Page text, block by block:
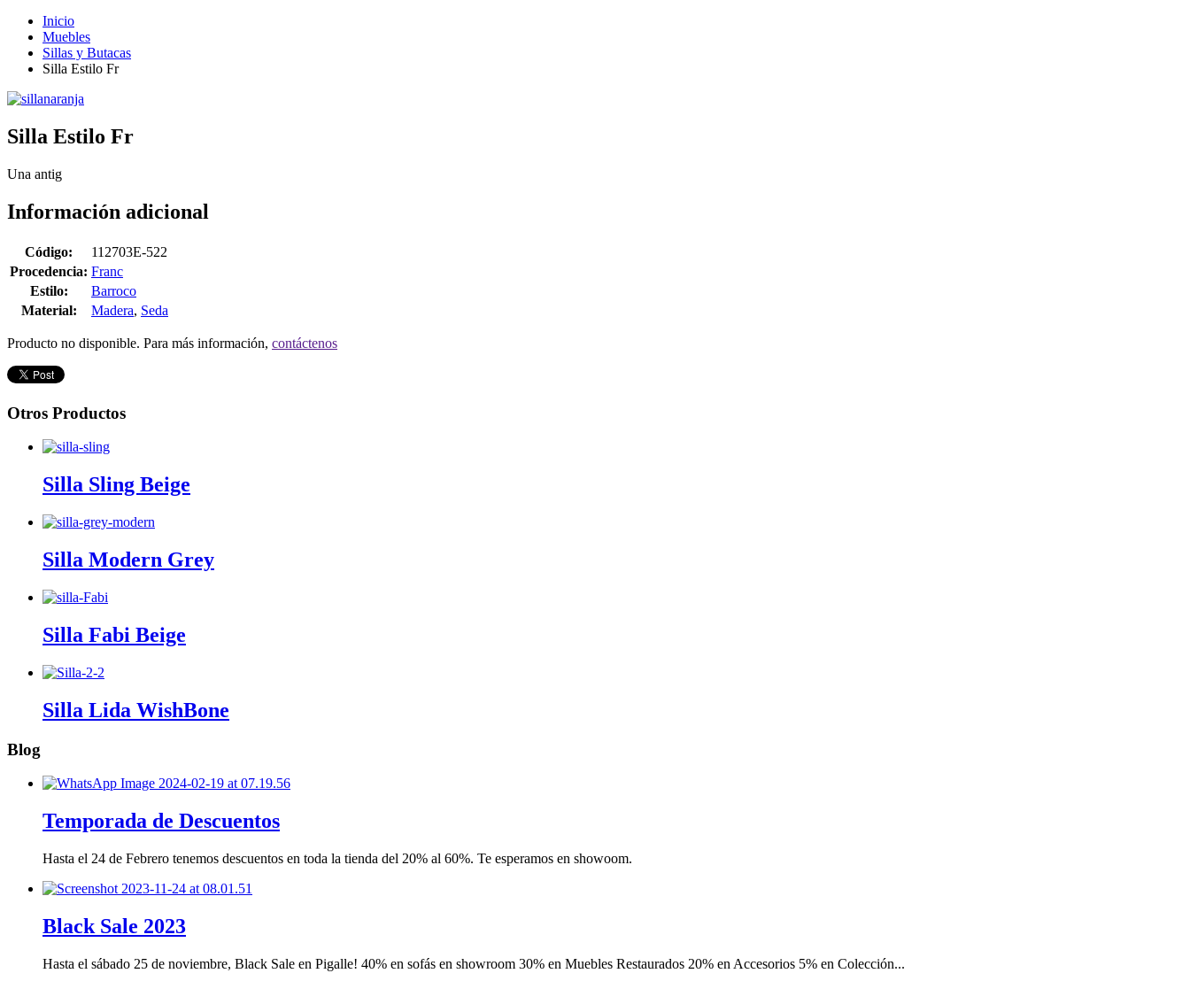
Inicio
Muebles
Sillas y Butacas
Silla Estilo Fr
Silla Estilo Fr
Una antig
Información adicional
Código:
112703E-522
Procedencia: Franc
Estilo:
Barroco
Material:
Madera, Seda
Producto no disponible. Para más información, contáctenos
Otros Productos
Silla Sling Beige
Silla Modern Grey
Silla Fabi Beige
Silla Lida WishBone
Blog
Temporada de Descuentos
Hasta el 24 de Febrero tenemos descuentos en toda la tienda del 20% al 60%. Te esperamos en showoom.
Black Sale 2023
Hasta el sábado 25 de noviembre, Black Sale en Pigalle! 40% en sofás en showroom 30% en Muebles Restaurados 20% en Accesorios 5% en Colección...